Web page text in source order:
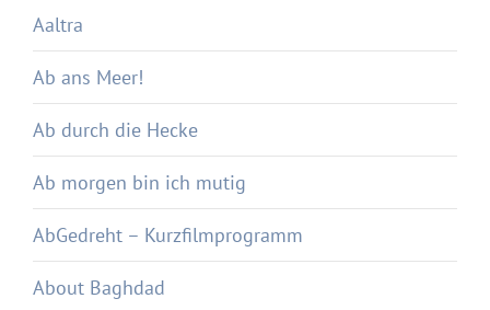
Aaltra
Ab ans Meer!
Ab durch die Hecke
Ab morgen bin ich mutig
AbGedreht – Kurzfilmprogramm
About Baghdad